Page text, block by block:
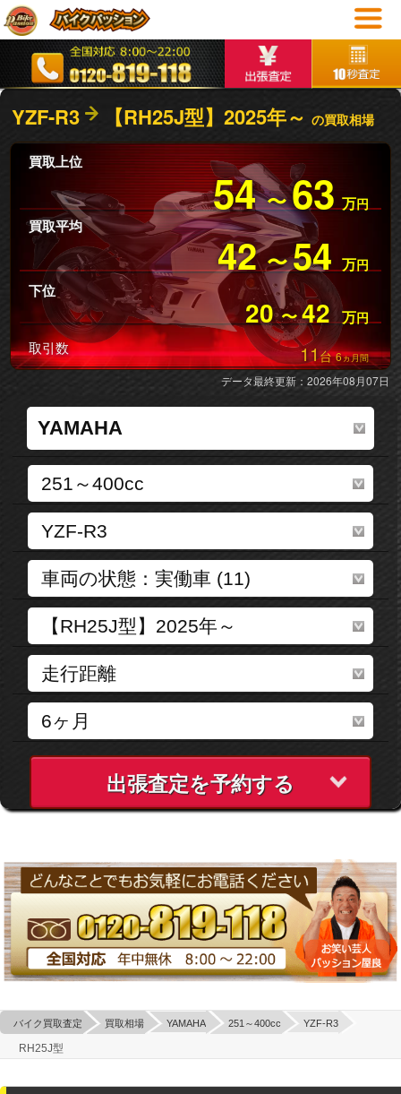
YZF-R3 【RH25J型】2025年～の買取相場
買取上位
54 〜63 万円
買取平均
42 〜54 万円
下位
20 〜42 万円
取引数 11台6ヵ月間
データ最終更新：2026年08月07日
出張査定を予約する
バイク買取査定 買取相場 YAMAHA 251～400cc YZF-R3
RH25J型